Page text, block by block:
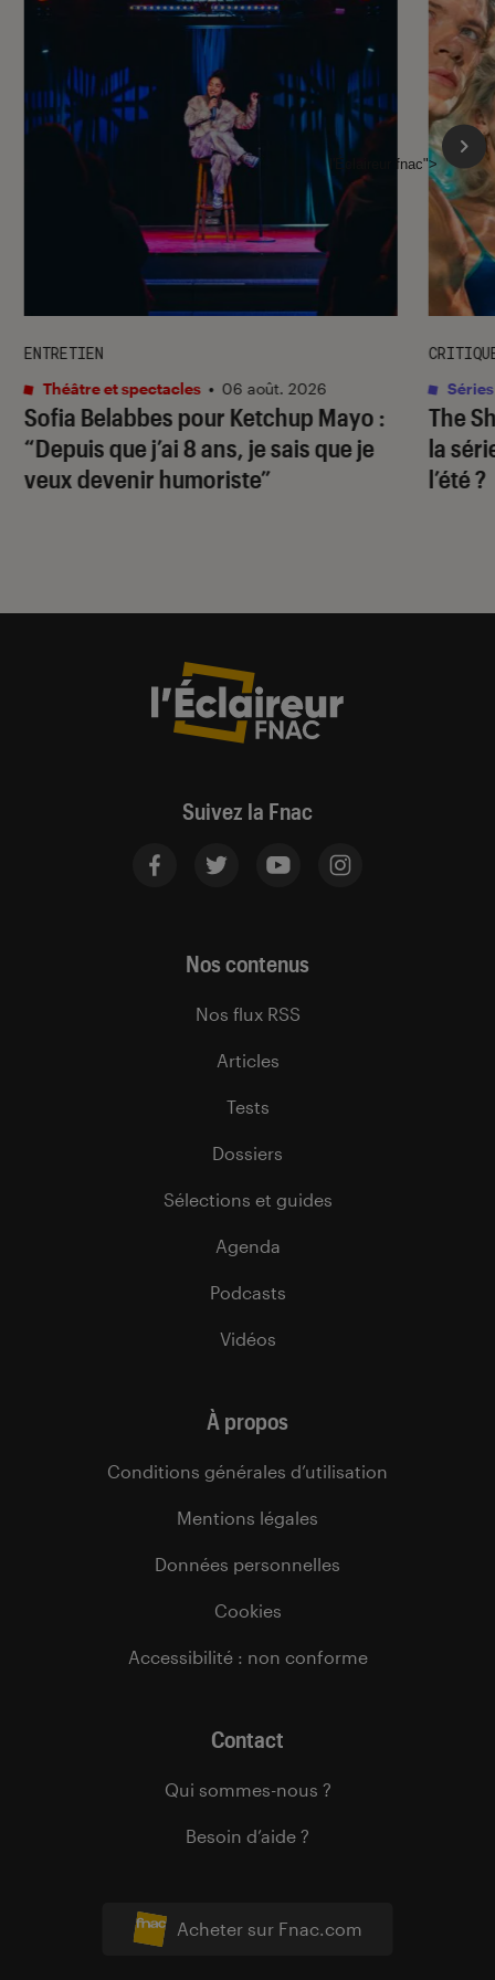
Sofia Belabbes pour Ketchup Mayo :
“Depuis que j’ai 8 ans, je sais que je
veux devenir humoriste”
ENTRETIEN
Théâtre et spectacles • 06 août. 2026
The
la
l’été ?
Séries
l'Éclaireur fnac">
Suivez la Fnac
Acheter sur Fnac.com
Nos contenus
Nos flux RSS
Articles
Tests
Dossiers
Sélections et guides
Agenda
Podcasts
Vidéos
À propos
Conditions générales d’utilisation
Mentions légales
Données personnelles
Cookies
Accessibilité : non conforme
Contact
Qui sommes-nous ?
Besoin d’aide ?